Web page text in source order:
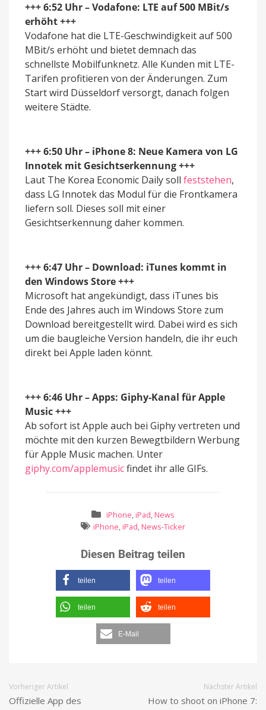
+++ 6:52 Uhr – Vodafone: LTE auf 500 MBit/s
erhöht +++
Vodafone hat die LTE-Geschwindigkeit auf 500
MBit/s erhöht und bietet demnach das
schnellste Mobilfunknetz. Alle Kunden mit LTE-
Tarifen profitieren von der Änderungen. Zum
Start wird Düsseldorf versorgt, danach folgen
weitere Städte.
+++ 6:50 Uhr – iPhone 8: Neue Kamera von LG
Innotek mit Gesichtserkennung +++
Laut The Korea Economic Daily soll feststehen,
dass LG Innotek das Modul für die Frontkamera
liefern soll. Dieses soll mit einer
Gesichtserkennung daher kommen.
+++ 6:47 Uhr – Download: iTunes kommt in
den Windows Store +++
Microsoft hat angekündigt, dass iTunes bis
Ende des Jahres auch im Windows Store zum
Download bereitgestellt wird. Dabei wird es sich
um die baugleiche Version handeln, die ihr euch
direkt bei Apple laden könnt.
+++ 6:46 Uhr – Apps: Giphy-Kanal für Apple
Music +++
Ab sofort ist Apple auch bei Giphy vertreten und
möchte mit den kurzen Bewegtbildern Werbung
für Apple Music machen. Unter
giphy.com/applemusicfindet ihr alle GIFs.
iPhone, iPad, News
iPhone, iPad, News-Ticker
Diesen Beitrag teilen
teilen teilen
teilen teilen
E-Mail
Vorheriger Artikel
Offizielle App des
Nächster Artikel
How to shoot on iPhone 7: